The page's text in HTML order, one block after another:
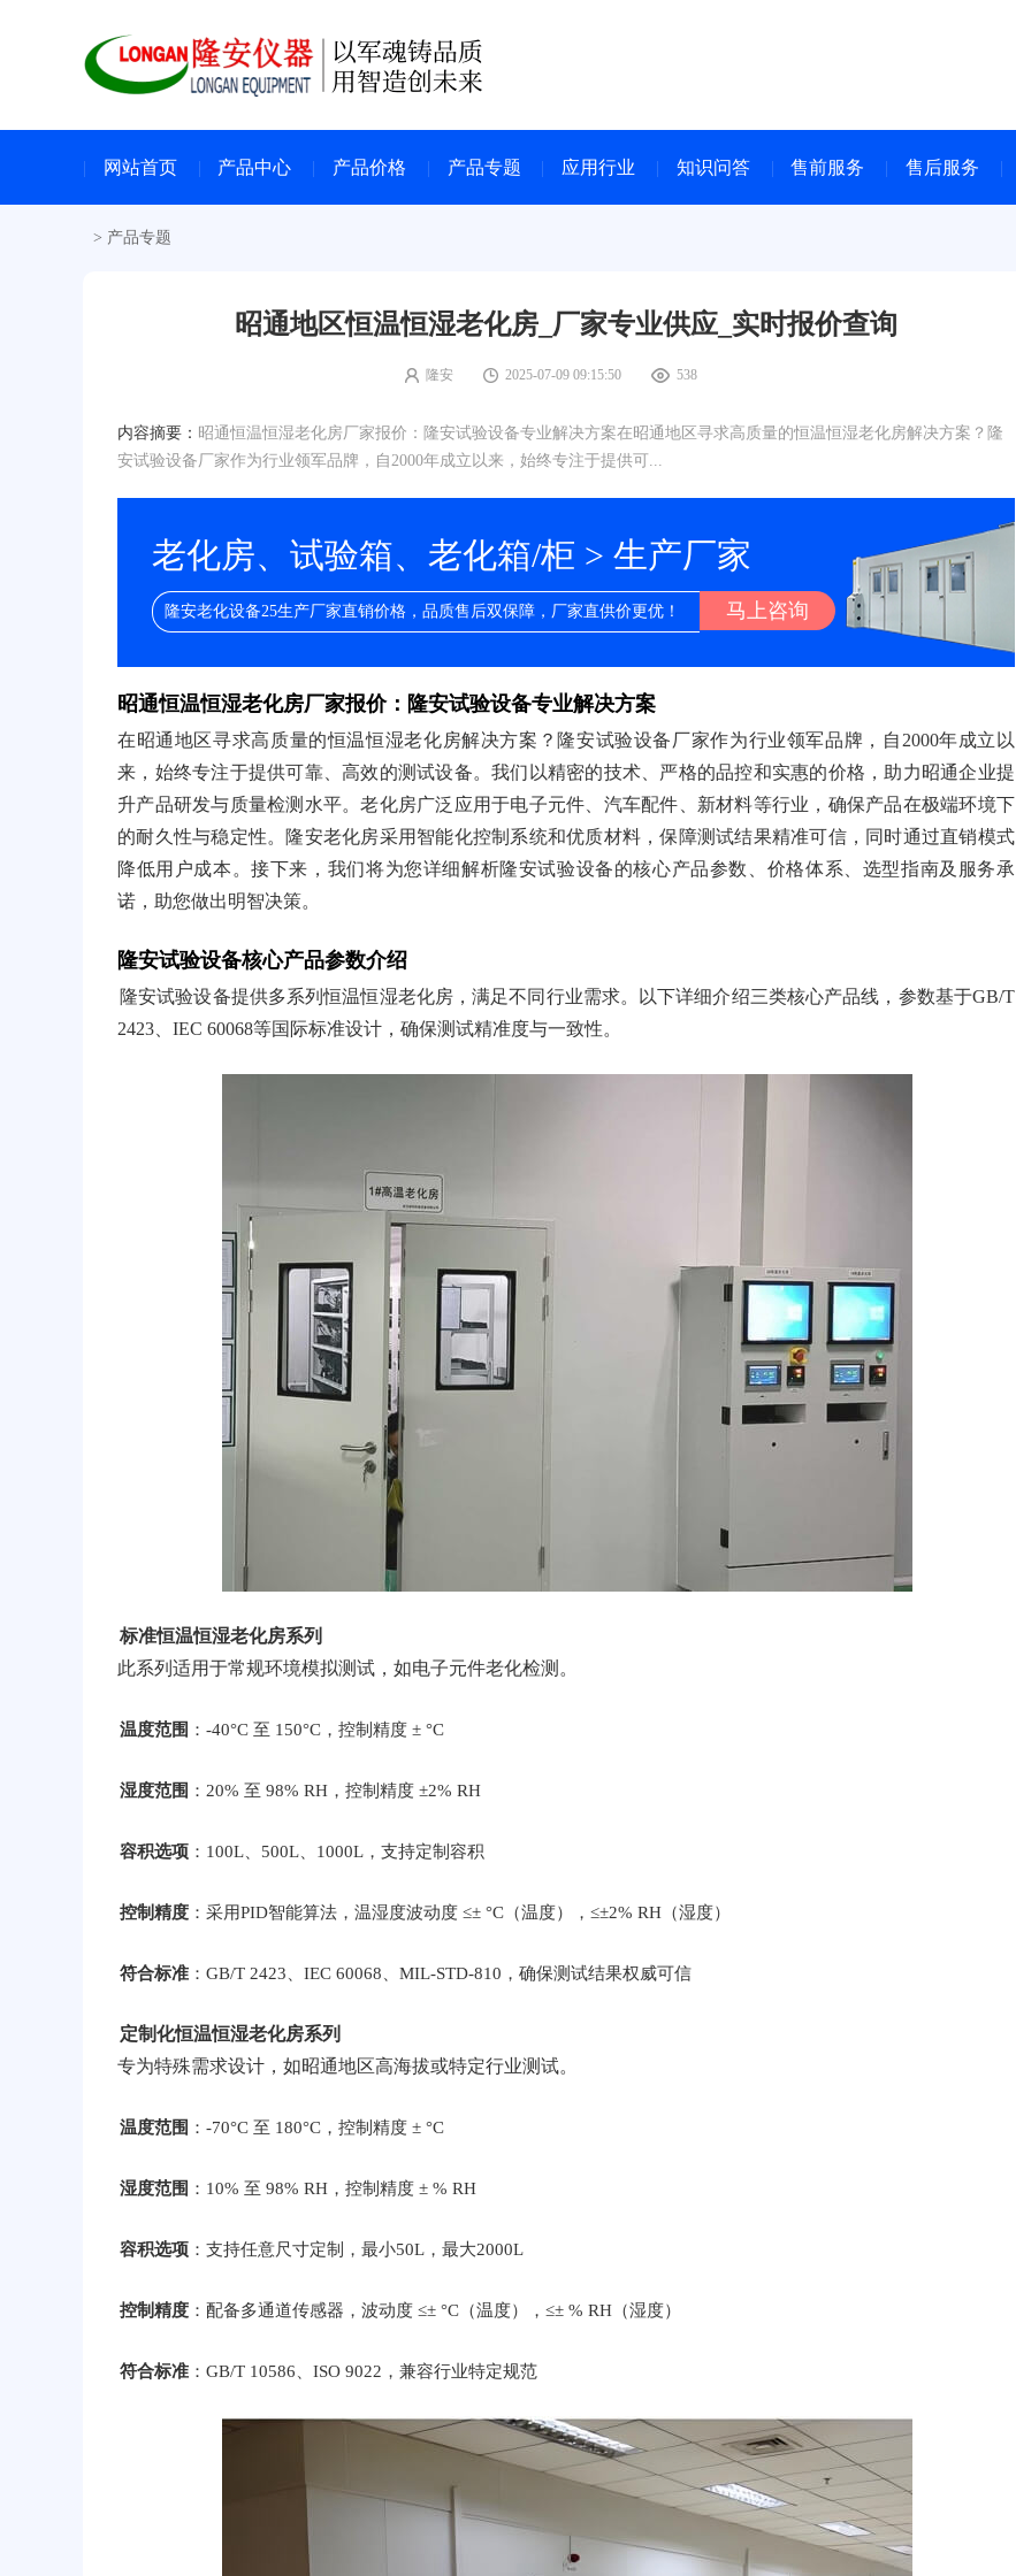
网站首页 产品中心 产品价格 产品专题 应用行业 知识问答 售前服务 售后服务
> 产品专题
昭通地区恒温恒湿老化房_厂家专业供应_实时报价查询
隆安 2025-07-09 09:15:50 538
内容摘要： 昭通恒温恒湿老化房厂家报价：隆安试验设备专业解决方案在昭通地区寻求高质量的恒温恒湿老化房解决方案？隆
安试验设备厂家作为行业领军品牌，自2000年成立以来，始终专注于提供可...
老化房、试验箱、老化箱/柜 > 生产厂家
隆安老化设备25生产厂家直销价格，品质售后双保障，厂家直供价更优！ 马上咨询
昭通恒温恒湿老化房厂家报价：隆安试验设备专业解决方案
在昭通地区寻求高质量的恒温恒湿老化房解决方案？隆安试验设备厂家作为行业领军品牌，自2000年成立以
来，始终专注于提供可靠、高效的测试设备。我们以精密的技术、严格的品控和实惠的价格，助力昭通企业提
升产品研发与质量检测水平。老化房广泛应用于电子元件、汽车配件、新材料等行业，确保产品在极端环境下
的耐久性与稳定性。隆安老化房采用智能化控制系统和优质材料，保障测试结果精准可信，同时通过直销模式
降低用户成本。接下来，我们将为您详细解析隆安试验设备的核心产品参数、价格体系、选型指南及服务承
诺，助您做出明智决策。
隆安试验设备核心产品参数介绍
隆安试验设备提供多系列恒温恒湿老化房，满足不同行业需求。以下详细介绍三类核心产品线，参数基于GB/T
2423、IEC 60068等国际标准设计，确保测试精准度与一致性。
标准恒温恒湿老化房系列
此系列适用于常规环境模拟测试，如电子元件老化检测。
温度范围 ：-40°C 至 150°C，控制精度 ± °C
湿度范围 ：20% 至 98% RH，控制精度 ±2% RH
容积选项 ：100L、500L、1000L，支持定制容积
控制精度 ：采用PID智能算法，温湿度波动度 ≤± °C（温度），≤±2% RH（湿度）
符合标准 ：GB/T 2423、IEC 60068、MIL-STD-810，确保测试结果权威可信
定制化恒温恒湿老化房系列
专为特殊需求设计，如昭通地区高海拔或特定行业测试。
温度范围 ：-70°C 至 180°C，控制精度 ± °C
湿度范围 ：10% 至 98% RH，控制精度 ± % RH
容积选项 ：支持任意尺寸定制，最小50L，最大2000L
控制精度 ：配备多通道传感器，波动度 ≤± °C（温度），≤± % RH（湿度）
符合标准 ：GB/T 10586、ISO 9022，兼容行业特定规范